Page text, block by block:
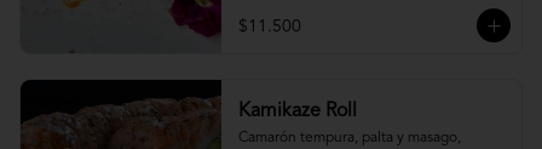
$11.500
Kamikaze Roll
Camarón tempura, palta y masago,